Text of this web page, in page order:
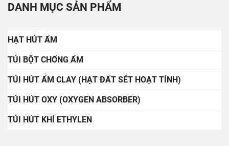
DANH MỤC SẢN PHẨM
HẠT HÚT ẨM
TÚI BỘT CHỐNG ẨM
TÚI HÚT ẨM CLAY (HẠT ĐẤT SÉT HOẠT TÍNH)
TÚI HÚT OXY (OXYGEN ABSORBER)
TÚI HÚT KHÍ ETHYLEN